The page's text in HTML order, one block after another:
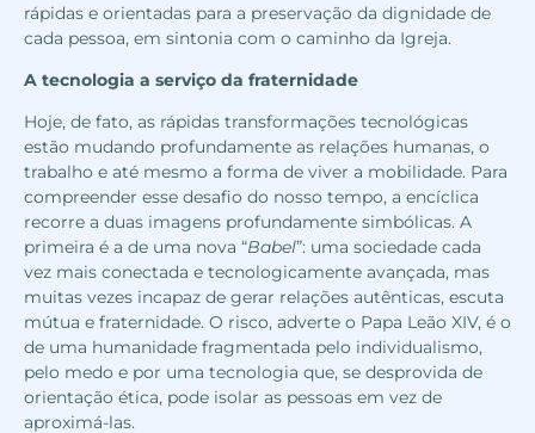
rápidas e orientadas para a preservação da dignidade de
cada pessoa, em sintonia com o caminho da Igreja.
A tecnologia a serviço da fraternidade
Hoje, de fato, as rápidas transformações tecnológicas
estão mudando profundamente as relações humanas, o
trabalho e até mesmo a forma de viver a mobilidade. Para
compreender esse desafio do nosso tempo, a encíclica
recorre a duas imagens profundamente simbólicas. A
primeira é a de uma nova “Babel”: uma sociedade cada
vez mais conectada e tecnologicamente avançada, mas
muitas vezes incapaz de gerar relações autênticas, escuta
mútua e fraternidade. O risco, adverte o Papa Leão XIV, é o
de uma humanidade fragmentada pelo individualismo,
pelo medo e por uma tecnologia que, se desprovida de
orientação ética, pode isolar as pessoas em vez de
aproximá-las.